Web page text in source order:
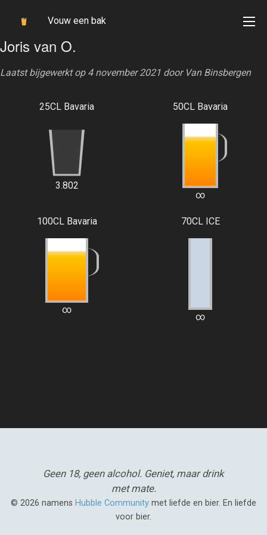
Vouw een bak
Joris van O.
Laatst bijgewerkt op 4 november 2021 door Van Binsbergen
25CL Bavaria
3.802
50CL Bavaria
∞
100CL Bavaria
∞
70CL ICE
∞
Geen 18, geen alcohol. Geniet, maar drink
met mate.
© 2026 namens Hubble Community met liefde en bier. En liefde
voor bier.